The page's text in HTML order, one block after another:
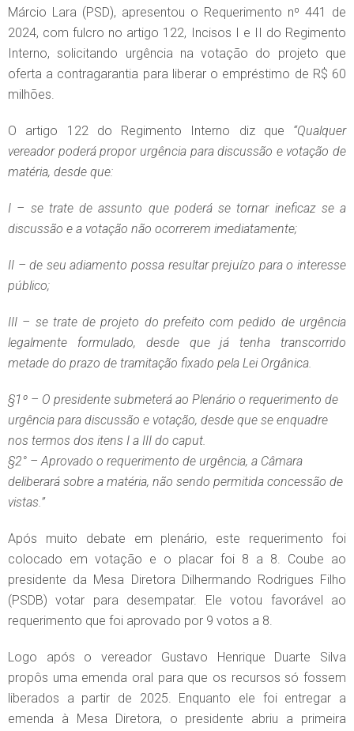
Márcio Lara (PSD), apresentou o Requerimento nº 441 de
2024, com fulcro no artigo 122, Incisos I e II do Regimento
Interno, solicitando urgência na votação do projeto que
oferta a contragarantia para liberar o empréstimo de R$ 60
milhões.
O artigo 122 do Regimento Interno diz que “Qualquer
vereador poderá propor urgência para discussão e votação de
matéria, desde que:
I – se trate de assunto que poderá se tornar ineficaz se a
discussão e a votação não ocorrerem imediatamente;
II – de seu adiamento possa resultar prejuízo para o interesse
público;
III – se trate de projeto do prefeito com pedido de urgência
legalmente formulado, desde que já tenha transcorrido
metade do prazo de tramitação fixado pela Lei Orgânica.
§1º – O presidente submeterá ao Plenário o requerimento de
urgência para discussão e votação, desde que se enquadre
nos termos dos itens I a III do caput.
§2° – Aprovado o requerimento de urgência, a Câmara
deliberará sobre a matéria, não sendo permitida concessão de
vistas.”
Após muito debate em plenário, este requerimento foi
colocado em votação e o placar foi 8 a 8. Coube ao
presidente da Mesa Diretora Dilhermando Rodrigues Filho
(PSDB) votar para desempatar. Ele votou favorável ao
requerimento que foi aprovado por 9 votos a 8.
Logo após o vereador Gustavo Henrique Duarte Silva
propôs uma emenda oral para que os recursos só fossem
liberados a partir de 2025. Enquanto ele foi entregar a
emenda à Mesa Diretora, o presidente abriu a primeira